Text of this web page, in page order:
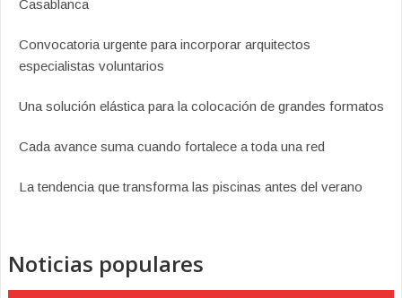
Casablanca
Convocatoria urgente para incorporar arquitectos
especialistas voluntarios
Una solución elástica para la colocación de grandes formatos
Cada avance suma cuando fortalece a toda una red
La tendencia que transforma las piscinas antes del verano
Noticias populares